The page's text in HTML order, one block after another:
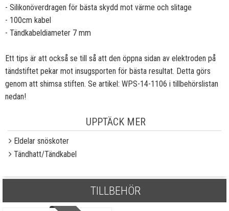
- Silikonöverdragen för bästa skydd mot värme och slitage
- 100cm kabel
- Tändkabeldiameter 7 mm
Ett tips är att också se till så att den öppna sidan av elektroden på
tändstiftet pekar mot insugsporten för bästa resultat. Detta görs
genom att shimsa stiften. Se artikel: WPS-14-1106 i tillbehörslistan
nedan!
UPPTÄCK MER
Eldelar snöskoter
Tändhatt/Tändkabel
TILLBEHÖR